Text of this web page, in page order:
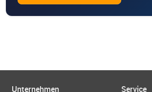
Unternehmen Service